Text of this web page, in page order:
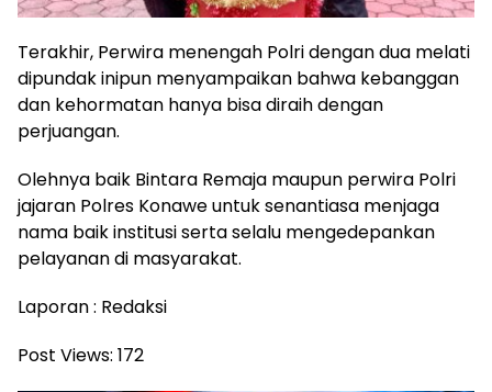
Terakhir, Perwira menengah Polri dengan dua melati
dipundak inipun menyampaikan bahwa kebanggan
dan kehormatan hanya bisa diraih dengan
perjuangan.
Olehnya baik Bintara Remaja maupun perwira Polri
jajaran Polres Konawe untuk senantiasa menjaga
nama baik institusi serta selalu mengedepankan
pelayanan di masyarakat.
Laporan : Redaksi
Post Views: 172